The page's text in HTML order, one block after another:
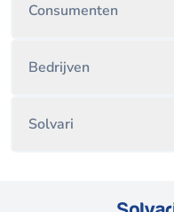
Consumenten
Bedrijven
Solvari